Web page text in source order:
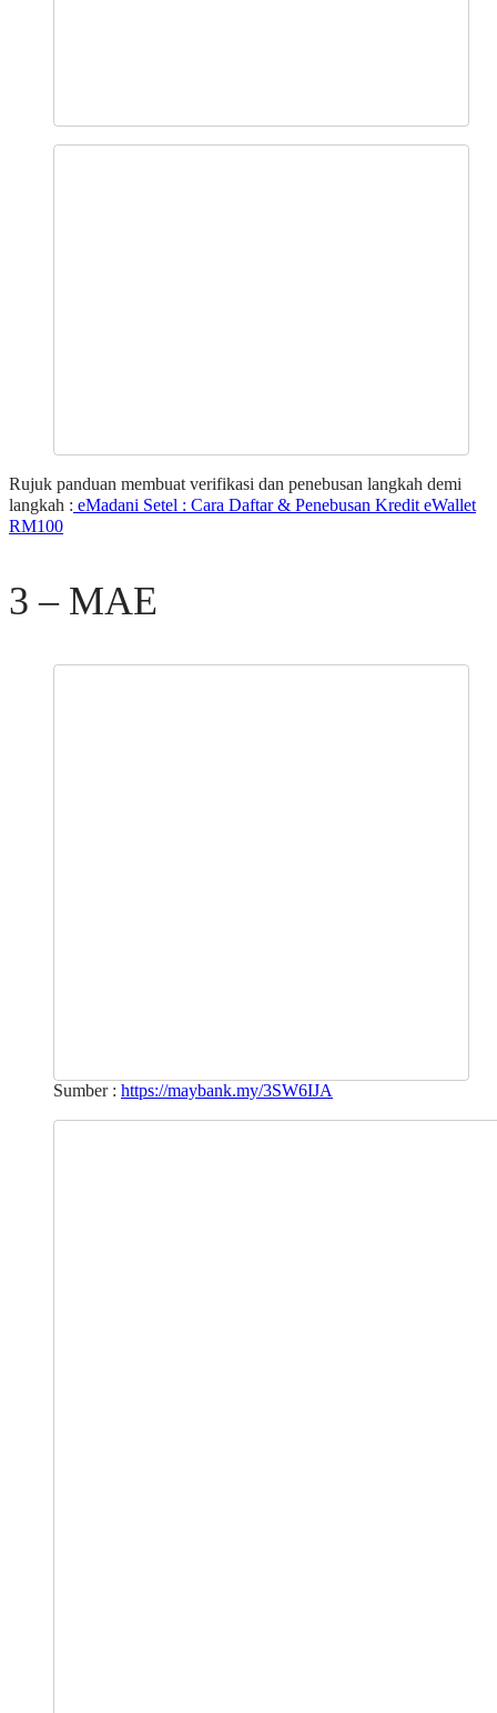
Rujuk panduan membuat verifikasi dan penebusan langkah demi
langkah : eMadani Setel : Cara Daftar & Penebusan Kredit eWallet
RM100
3 – MAE
Sumber : https://maybank.my/3SW6IJA